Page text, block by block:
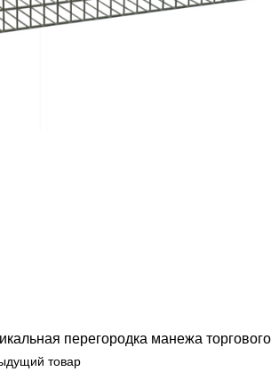
перегородка манежа торгового
товар